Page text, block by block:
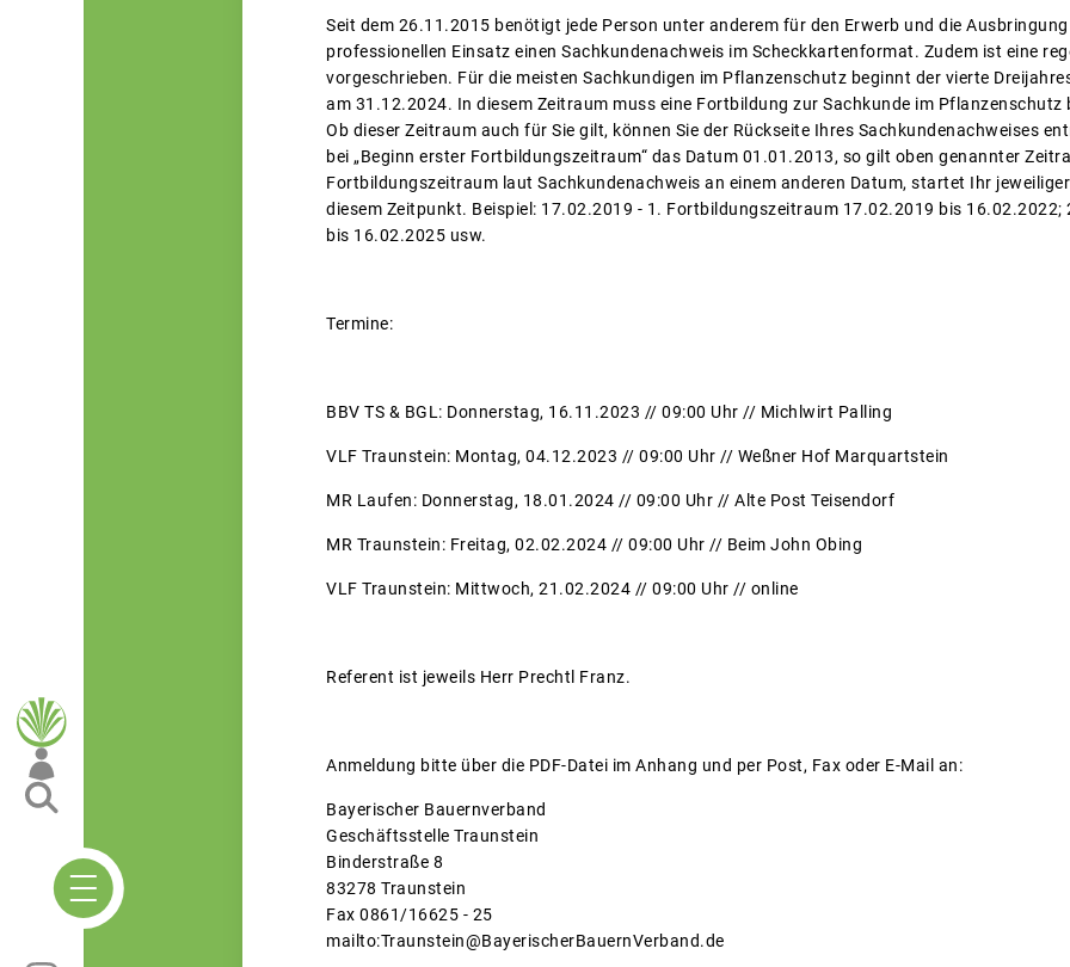
Seit dem 26.11.2015 benötigt jede Person unter anderem für den Erwerb und die
professionellen Einsatz einen Sachkundenachweis im Scheckkartenformat. Zudem ist eine
vorgeschrieben. Für die meisten Sachkundigen im Pflanzenschutz beginnt der vierte
am 31.12.2024. In diesem Zeitraum muss eine Fortbildung zur Sachkunde im
Ob dieser Zeitraum auch für Sie gilt, können Sie der Rückseite Ihres Sachkundenachweises
bei „Beginn erster Fortbildungszeitraum“ das Datum 01.01.2013, so gilt oben genannter
Fortbildungszeitraum laut Sachkundenachweis an einem anderen Datum, startet Ihr
diesem Zeitpunkt. Beispiel: 17.02.2019 - 1. Fortbildungszeitraum 17.02.2019 bis
bis 16.02.2025 usw.
Termine:
BBV TS & BGL: Donnerstag, 16.11.2023 // 09:00 Uhr // Michlwirt Palling
VLF Traunstein: Montag, 04.12.2023 // 09:00 Uhr // Weßner Hof Marquartstein
MR Laufen: Donnerstag, 18.01.2024 // 09:00 Uhr // Alte Post Teisendorf
MR Traunstein: Freitag, 02.02.2024 // 09:00 Uhr // Beim John Obing
VLF Traunstein: Mittwoch, 21.02.2024 // 09:00 Uhr // online
Referent ist jeweils Herr Prechtl Franz.
Anmeldung bitte über die PDF-Datei im Anhang und per Post, Fax oder E-Mail an:
Bayerischer Bauernverband
Geschäftsstelle Traunstein
Binderstraße 8
83278 Traunstein
Fax 0861/16625 - 25
mailto:Traunstein@BayerischerBauernVerband.de